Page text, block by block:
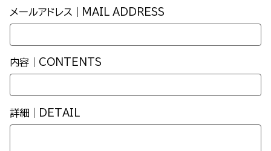
メールアドレス｜MAIL ADDRESS
内容｜CONTENTS
詳細｜DETAIL